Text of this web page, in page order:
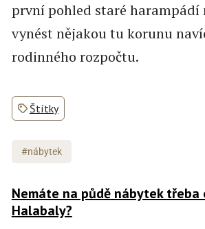
první pohled staré harampádí
vynést nějakou tu korunu
rodinného rozpočtu.
Štítky
#nábytek
Nemáte na půdě nábytek třeba
Halabaly?